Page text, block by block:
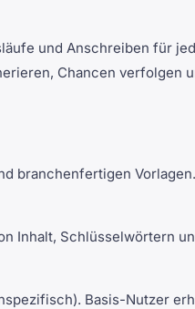
und Anschreiben für
Chancen verfolgen
branchenfertigen
Inhalt, Schlüsselwörtern
Basis-Nutzer